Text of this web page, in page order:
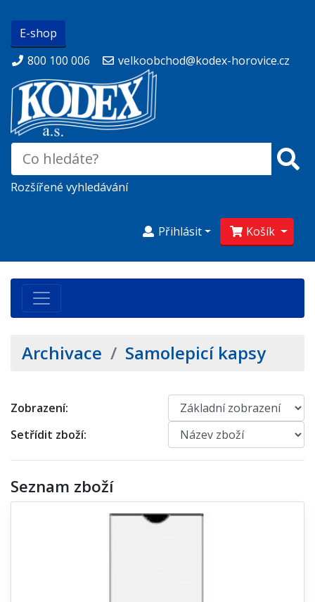
E-shop
800 100 006
velkoobchod@kodex-horovice.cz
Rozšířené vyhledávání
Košík
Přihlásit
Archivace / Samolepicí kapsy
Zobrazení:
Setřídit zboží:
Seznam zboží